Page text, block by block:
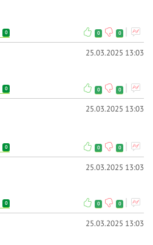
0 0 0
25.03.2025 13:03
0 0 0
25.03.2025 13:03
0 0 0
25.03.2025 13:03
0 0 0
25.03.2025 13:03